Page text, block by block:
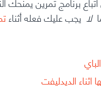
لا يجب عليك فعله أثناء